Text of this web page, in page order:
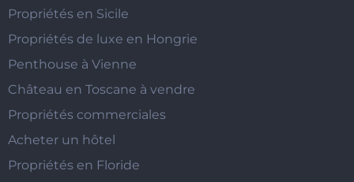
Propriétés en Sicile
Propriétés de luxe en Hongrie
Penthouse à Vienne
Château en Toscane à vendre
Propriétés commerciales
Acheter un hôtel
Propriétés en Floride